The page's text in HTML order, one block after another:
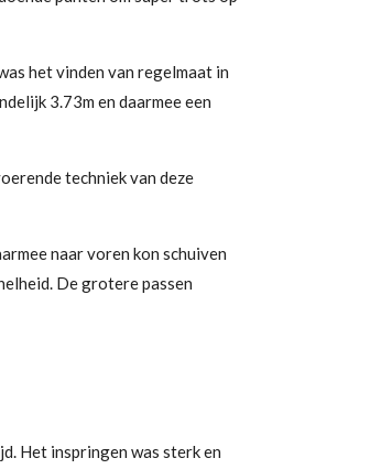
het vinden van regelmaat in
3.73m en daarmee een
techniek van deze
naar voren kon schuiven
De grotere passen
Het inspringen was sterk en